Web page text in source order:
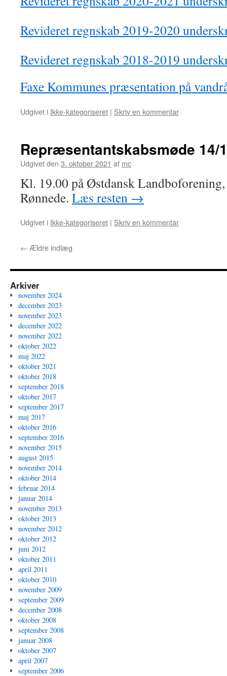
Revideret regnskab 2019-2020
Revideret regnskab 2018-2019
Faxe Kommunes præsentation på
Udgivet i Ikke-kategoriseret | Skriv en kommentar
Repræsentantskabsmøde 14/
Udgivet den 3. oktober 2021 af mc
Kl. 19.00 på Østdansk
Rønnede. Læs resten →
Udgivet i Ikke-kategoriseret | Skriv en kommentar
← Ældre indlæg
Arkiver
november 2024
december 2023
november 2023
december 2022
november 2022
oktober 2022
maj 2022
oktober 2021
oktober 2018
september 2018
oktober 2017
september 2017
maj 2017
oktober 2016
september 2016
november 2015
august 2015
november 2014
oktober 2014
februar 2014
januar 2014
november 2013
oktober 2013
november 2012
oktober 2012
juni 2012
oktober 2011
april 2011
oktober 2010
november 2009
september 2009
december 2008
oktober 2008
september 2008
januar 2008
oktober 2007
april 2007
september 2006